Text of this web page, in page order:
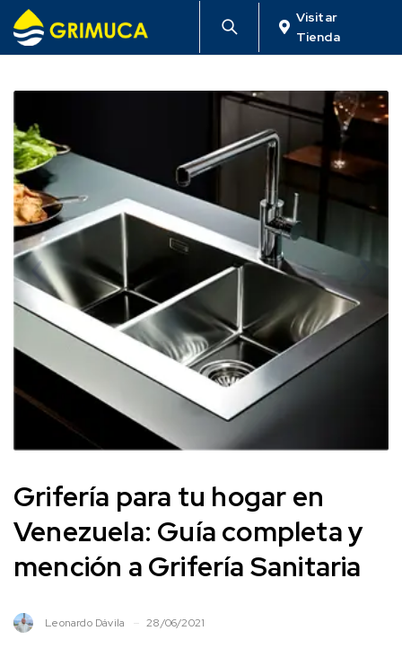
Visitar
Tienda
Grifería para tu hogar en
Venezuela: Guía completa y
mención a Grifería Sanitaria
Leonardo Dávila 28/06/2021